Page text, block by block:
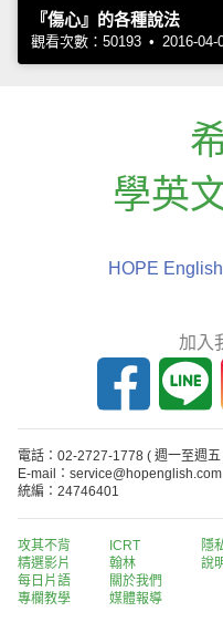
『傷心』的各種說法
觀看次數：50193 • 2016-04-
學英
HOPE
加入
電話：02-2727-1778 ( 週一至週
E-mail：service@hopenglish.com
統編：24746401
攻其不背
精選影片
每日片語
專欄教學
ICRT
翰林
關於我們
媒體報導
隱
說